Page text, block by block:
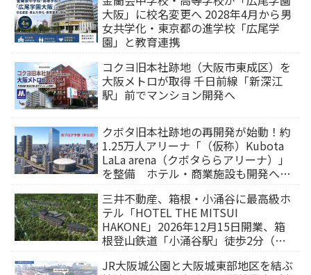
大阪」に校名変更へ 2028年4月から男
女共学化・東京都の進学校「広尾学
園」と教育連携
コクヨ旧本社跡地（大阪市東成区）を
大阪メトロが取得 千日前線「新深江
駅」前でマンション開発へ
クボタ旧本社跡地の再開発が始動！約
1.25万人アリーナ「（仮称）Kubota
LaLa arena（クボタららアリーナ）」
を整備 ホテル・商業施設も開発へ
三井不動産、箱根・小涌谷に最高級ホ
テル「HOTEL THE MITSUI
HAKONE」2026年12月15日開業、箱
根登山鉄道「小涌谷駅」徒歩2分（旅
JR大阪城公園と大阪城東部地区を結ぶ